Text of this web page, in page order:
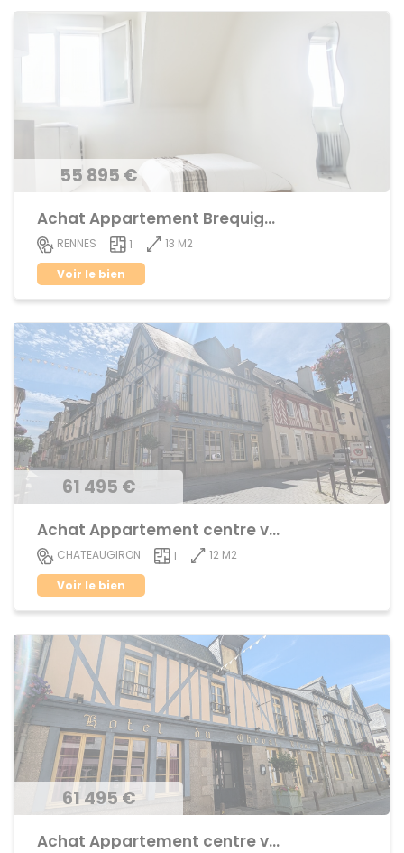
55 895 €
Achat Appartement Brequigny
RENNES 1
13 M2
Voir le bien
61 495 €
Achat Appartement centre ville
CHATEAUGIRON 1
12 M2
Voir le bien
61 495 €
Achat Appartement centre ville